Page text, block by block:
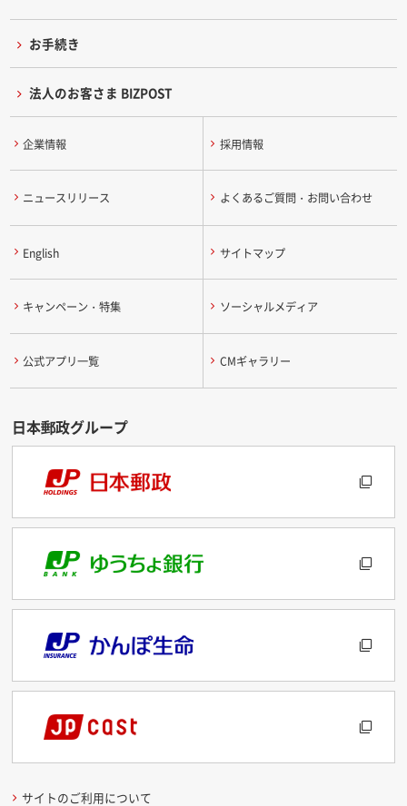
お手続き
法人のお客さま BIZPOST
企業情報 採用情報
ニュースリリース よくあるご質問・お問い合わせ
English サイトマップ
キャンペーン・特集 ソーシャルメディア
公式アプリ一覧 CMギャラリー
サイトのご利用について